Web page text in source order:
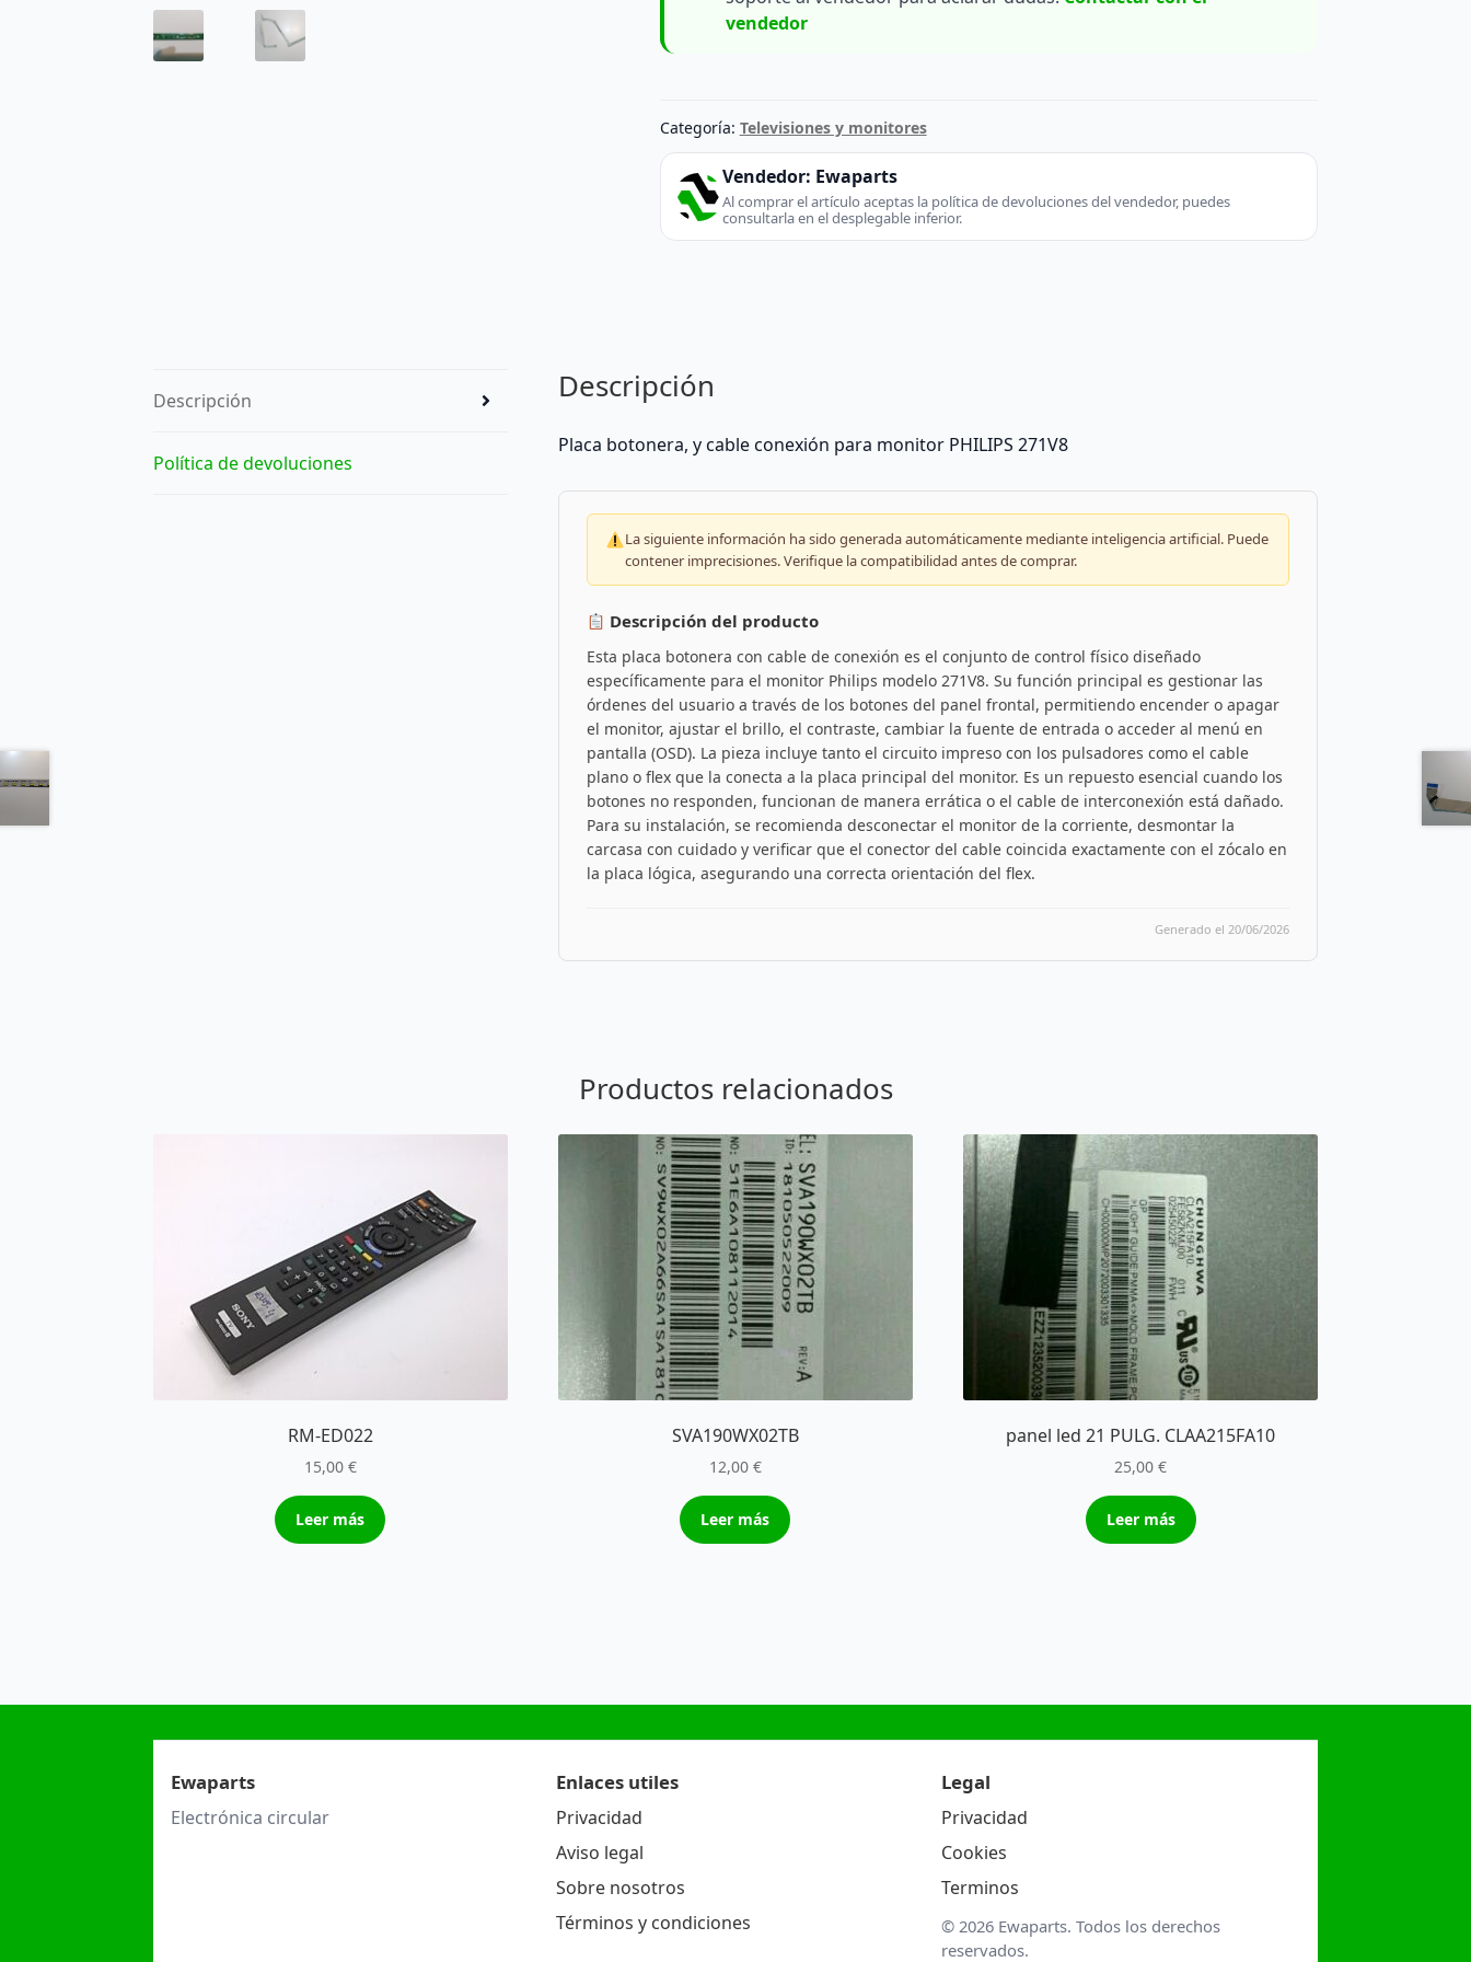
vendedor
Categoría: Televisiones y monitores
Vendedor: Ewaparts
Al comprar el artículo aceptas la política de devoluciones del vendedor, puedes
consultarla en el desplegable inferior.
Descripción
Política de devoluciones
Descripción
Placa botonera, y cable conexión para monitor PHILIPS 271V8
La siguiente información ha sido generada automáticamente mediante inteligencia artificial. Puede
contener imprecisiones. Verifique la compatibilidad antes de comprar.
Descripción del producto
Esta placa botonera con cable de conexión es el conjunto de control físico diseñado
específicamente para el monitor Philips modelo 271V8. Su función principal es gestionar las
órdenes del usuario a través de los botones del panel frontal, permitiendo encender o apagar
el monitor, ajustar el brillo, el contraste, cambiar la fuente de entrada o acceder al menú en
pantalla (OSD). La pieza incluye tanto el circuito impreso con los pulsadores como el cable
plano o flex que la conecta a la placa principal del monitor. Es un repuesto esencial cuando los
botones no responden, funcionan de manera errática o el cable de interconexión está dañado.
Para su instalación, se recomienda desconectar el monitor de la corriente, desmontar la
carcasa con cuidado y verificar que el conector del cable coincida exactamente con el zócalo en
la placa lógica, asegurando una correcta orientación del flex.
Generado el 20/06/2026
Productos relacionados
RM-ED022
15,00 €
Leer más
SVA190WX02TB
12,00 €
Leer más
panel led 21 PULG. CLAA215FA10
25,00€
Leer más
Ewaparts
Electrónica circular
Enlaces utiles
Privacidad
Aviso legal
Sobre nosotros
Términos y condiciones
Legal
Privacidad
Cookies
Terminos
© 2026 Ewaparts. Todos los derechos
reservados.